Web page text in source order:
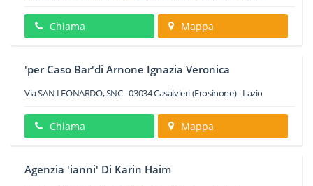
Chiama Mappa
'per Caso Bar'di Arnone Ignazia Veronica
Via SAN LEONARDO, SNC-03034Casalvieri(Frosinone) -Lazio
Chiama Mappa
Agenzia 'ianni' Di Karin Haim